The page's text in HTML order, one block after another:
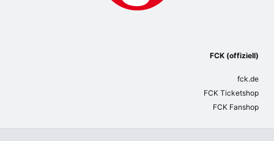
FCK (offiziell)
fck.de
FCK Ticketshop
FCK Fanshop